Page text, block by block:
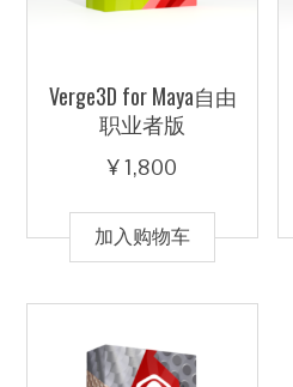
Verge3D for Maya自由
职业者版
¥1,800
加入购物车